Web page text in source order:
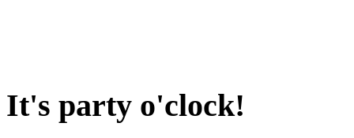
It's party o'clock!